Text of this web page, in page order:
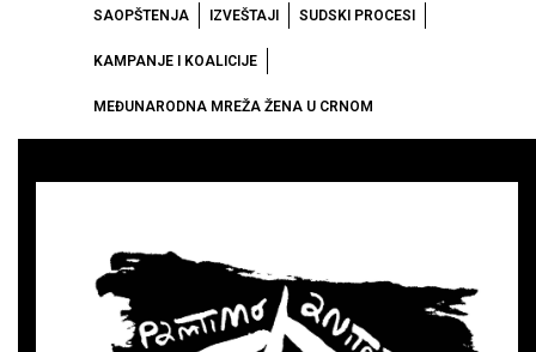
SAOPŠTENJA IZVEŠTAJI SUDSKI PROCESI
KAMPANJE I KOALICIJE
MEĐUNARODNA MREŽA ŽENA U CRNOM